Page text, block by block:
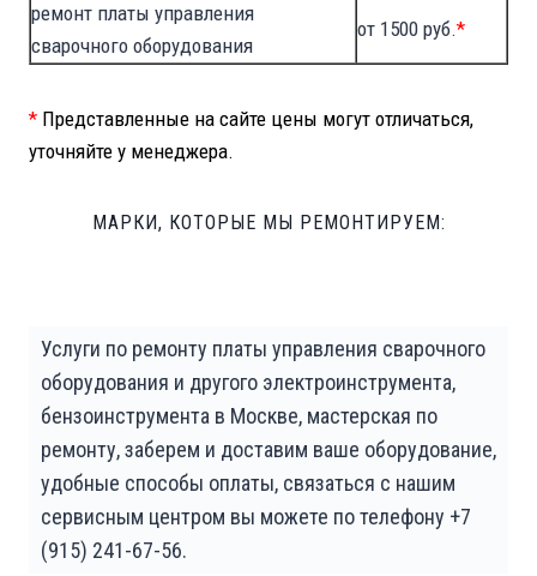
ремонт платы управления
сварочного оборудования
от 1500 руб.*
* Представленные на сайте цены могут отличаться,
уточняйте у менеджера.
МАРКИ, КОТОРЫЕ МЫ РЕМОНТИРУЕМ:
Услуги по ремонту платы управления сварочного
оборудования и другого электроинструмента,
бензоинструмента в Москве, мастерская по
ремонту, заберем и доставим ваше оборудование,
удобные способы оплаты, связаться с нашим
сервисным центром вы можете по телефону +7
(915) 241-67-56.